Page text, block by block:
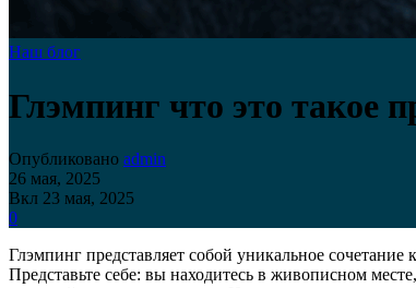
Наш блог
Глэмпинг что это такое
Опубликовано admin
26 мая, 2025
Вкл 23 мая, 2025
0
Глэмпинг представляет собой уникальное
Представьте себе: вы находитесь в живописном